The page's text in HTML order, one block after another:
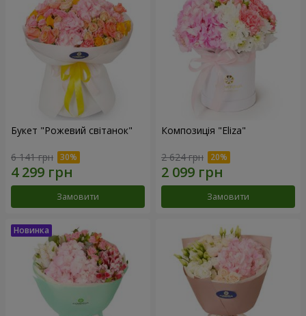
Букет "Рожевий світанок"
6 141 грн
Замовити
Композиція "Eliza"
2 624 грн
Замовити